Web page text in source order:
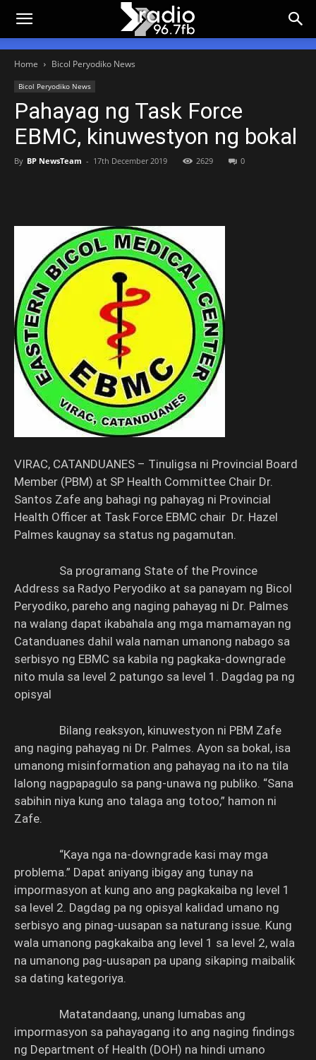
Home Bicol Peryodiko News
Bicol Peryodiko News
Pahayag ng Task Force
EBMC, kinuwestyon ng bokal
By BP NewsTeam - 17th December 2019 2629 0
VIRAC, CATANDUANES – Tinuligsa ni Provincial Board
Member (PBM) at SP Health Committee Chair Dr.
Santos Zafe ang bahagi ng pahayag ni Provincial
Health Officer at Task Force EBMC chair Dr. Hazel
Palmes kaugnay sa status ng pagamutan.
Sa programang State of the Province
Address sa Radyo Peryodiko at sa panayam ng Bicol
Peryodiko, pareho ang naging pahayag ni Dr. Palmes
na walang dapat ikabahala ang mga mamamayan ng
Catanduanes dahil wala naman umanong nabago sa
serbisyo ng EBMC sa kabila ng pagkaka-downgrade
nito mula sa level 2 patungo sa level 1. Dagdag pa ng
opisyal
Bilang reaksyon, kinuwestyon ni PBM Zafe
ang naging pahayag ni Dr. Palmes. Ayon sa bokal, isa
umanong misinformation ang pahayag na ito na tila
lalong nagpapagulo sa pang-unawa ng publiko. “Sana
sabihin niya kung ano talaga ang totoo,” hamon ni
Zafe.
“Kaya nga na-downgrade kasi may mga
problema.” Dapat aniyang ibigay ang tunay na
impormasyon at kung ano ang pagkakaiba ng level 1
sa level 2. Dagdag pa ng opisyal kalidad umano ng
serbisyo ang pinag-uusapan sa naturang issue. Kung
wala umanong pagkakaiba ang level 1 sa level 2, wala
na umanong pag-uusapan pa upang sikaping maibalik
sa dating kategoriya.
Matatandaang, unang lumabas ang
impormasyon sa pahayagang ito ang naging findings
ng Department of Health (DOH) na hindi umano